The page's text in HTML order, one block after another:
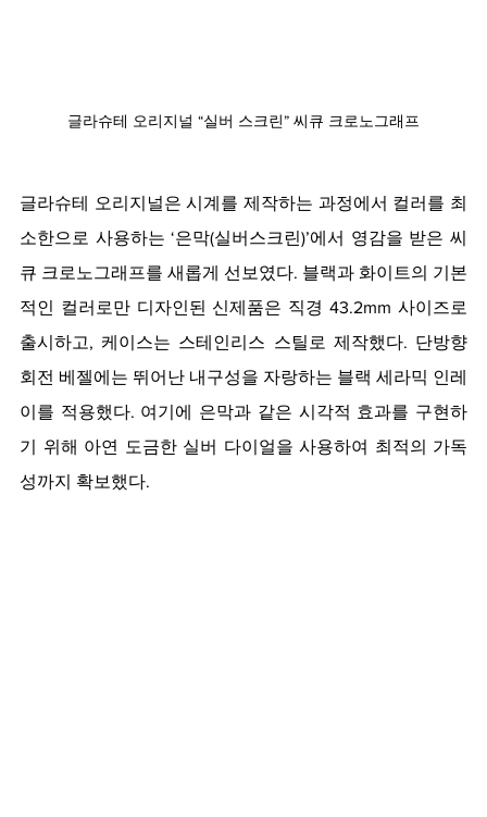
글라슈테 오리지널 “실버 스크린” 씨큐 크로노그래프
글라슈테 오리지널은 시계를 제작하는 과정에서 컬러를 최
소한으로 사용하는 ‘은막(실버스크린)’에서 영감을 받은 씨
큐 크로노그래프를 새롭게 선보였다. 블랙과 화이트의 기본
적인 컬러로만 디자인된 신제품은 직경 43.2mm 사이즈로
출시하고, 케이스는 스테인리스 스틸로 제작했다. 단방향
회전 베젤에는 뛰어난 내구성을 자랑하는 블랙 세라믹 인레
이를 적용했다. 여기에 은막과 같은 시각적 효과를 구현하
기 위해 아연 도금한 실버 다이얼을 사용하여 최적의 가독
성까지 확보했다.